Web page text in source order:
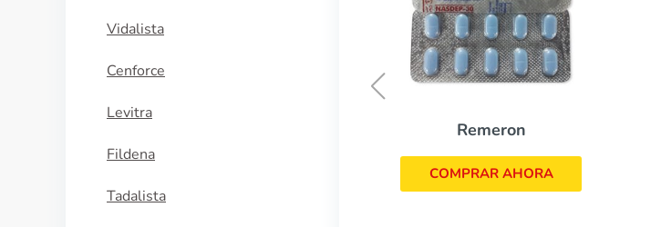
Vidalista
Cenforce
Levitra
Fildena
Tadalista
Champix
COMPRAR AHORA